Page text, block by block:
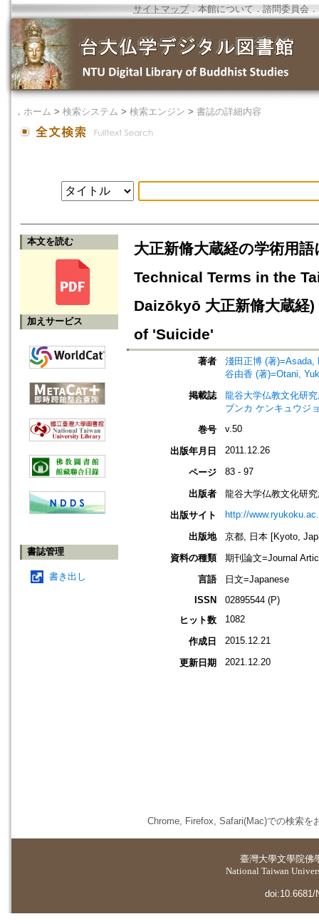
サイトマップ．本館について ． 諮問委員会 ．
． ホーム > 検索システム > 検索エンジン > 書誌の詳細内容
本文を読む
加えサービス
書誌管理
書き出し
大正新脩大蔵経の学術用
Technical Terms in the
Daizōkyō 大正新脩大蔵
of 'Suicide'
著者
淺田正博 (著)=Asada,
谷由香 (著)=Otani,
掲載誌
龍谷大学仏教文化研
ブンカ ケンキュウジ
巻号
v.50
出版年月日 2011.12.26
ページ 83 - 97
出版者
龍谷大学仏教文化研
出版サイト
http://
出版地
京都, 日本 [Kyoto,
資料の種類
期刊論文=Journal
言語
日文=Japanese
ISSN
02895544 (P)
ヒット数
1082
作成日 2015.12.21
更新日期 2021.12.20
Chrome, Firefox, Safari(Mac)での検索を
臺灣大學文學院佛
National Taiwan
doi:10.6681/